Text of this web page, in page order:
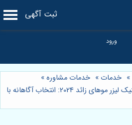
ثبت آگهی
» خدمات » خدمات مشاوره»
✨ راهنمای جامع تجهیزات کلینیک لیزر موهای زائد 2024: انتخاب آگاهانه با